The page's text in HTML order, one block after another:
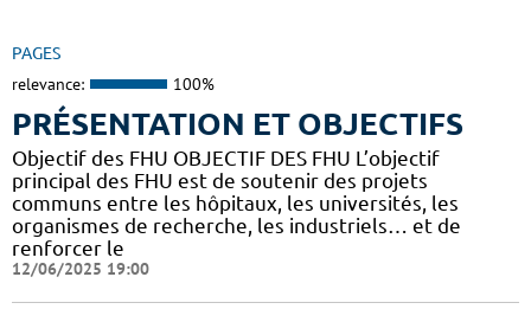
PAGES
relevance: 100%
PRÉSENTATION ET OBJECTIFS
Objectif des FHU OBJECTIF DES FHU L’objectif
principal des FHU est de soutenir des projets
communs entre les hôpitaux, les universités, les
organismes de recherche, les industriels… et de
renforcer le
12/06/2025 19:00